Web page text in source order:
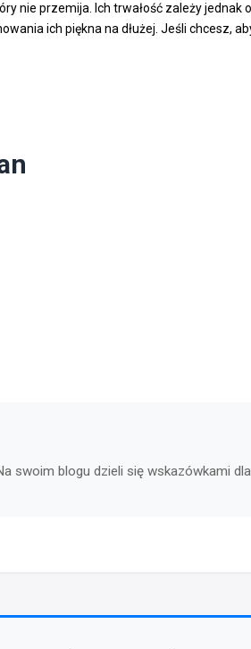
nie przemija. Ich trwałość zależy
ich piękna na dłużej. Jeśli chcesz,
swoim blogu dzieli się wskazówkami